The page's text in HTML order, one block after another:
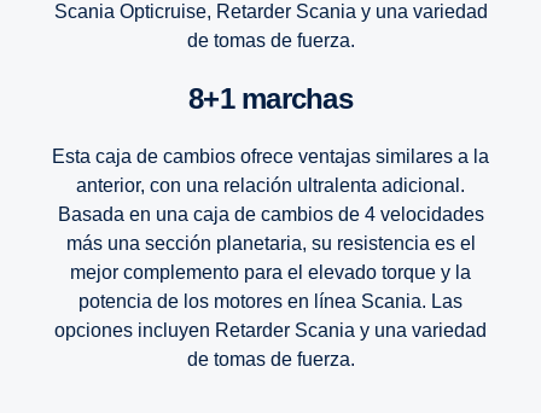
Scania Opticruise, Retarder Scania y una variedad
de tomas de fuerza.
8+1 marchas
Esta caja de cambios ofrece ventajas similares a la
anterior, con una relación ultralenta adicional.
Basada en una caja de cambios de 4 velocidades
más una sección planetaria, su resistencia es el
mejor complemento para el elevado torque y la
potencia de los motores en línea Scania. Las
opciones incluyen Retarder Scania y una variedad
de tomas de fuerza.